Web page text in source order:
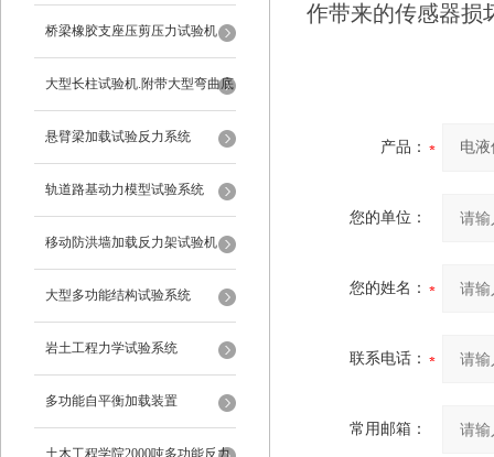
桥梁橡胶支座压剪压力试验机
大型长柱试验机.附带大型弯曲底
座
悬臂梁加载试验反力系统
轨道路基动力模型试验系统
移动防洪墙加载反力架试验机
大型多功能结构试验系统
岩土工程力学试验系统
多功能自平衡加载装置
土木工程学院2000吨多功能反力
作带来的传感器损
产品：
您的单位：
您的姓名：
联系电话：
常用邮箱：